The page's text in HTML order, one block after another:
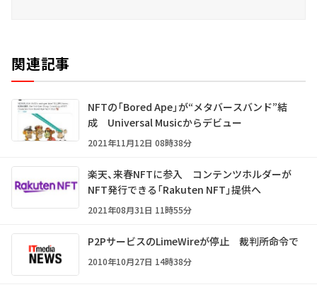
関連記事
NFTの「Bored Ape」が“メタバースバンド”結
成 Universal Musicからデビュー
2021年11月12日 08時38分
楽天、来春NFTに参入 コンテンツホルダーが
NFT発行できる「Rakuten NFT」提供へ
2021年08月31日 11時55分
P2PサービスのLimeWireが停止 裁判所命令で
2010年10月27日 14時38分